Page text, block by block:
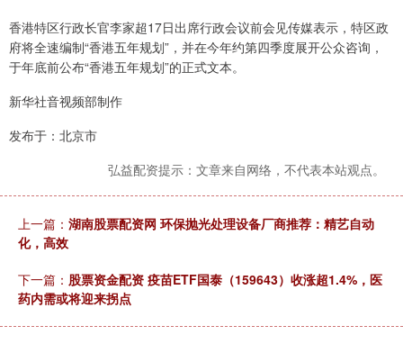
香港特区行政长官李家超17日出席行政会议前会见传媒表示，特区政
府将全速编制“香港五年规划”，并在今年约第四季度展开公众咨询，
于年底前公布“香港五年规划”的正式文本。
新华社音视频部制作
发布于：北京市
弘益配资提示：文章来自网络，不代表本站观点。
上一篇： 湖南股票配资网 环保抛光处理设备厂商推荐：精艺自动
化，高效
下一篇： 股票资金配资 疫苗ETF国泰（159643）收涨超1.4%，医
药内需或将迎来拐点